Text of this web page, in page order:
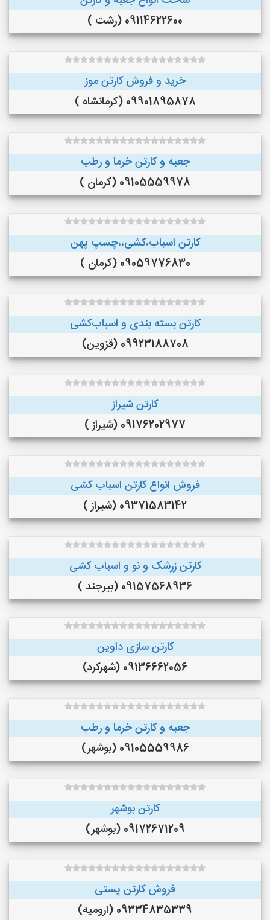
09114622600 (رشت )
خرید و فروش کارتن موز
09901895878 (کرمانشاه )
جعبه و کارتن خرما و رطب
09105559978 (کرمان )
کارتن اسباب،کشی،،چسپ پهن
09059776830 (کرمان )
کارتن بسته بندی و اسباب‌کشی
09923188708 (قزوین)
کارتن شیراز
09176202977 (شیراز )
فروش انواع کارتن اسباب کشی
09371583142 (شیراز )
کارتن زرشک و نو و اسباب کشی
09157568936 (بیرجند )
کارتن سازی داوین
09136662056 (شهرکرد)
جعبه و کارتن خرما و‌ رطب
09105559986 (بوشهر)
کارتن بوشهر
09172671209 (بوشهر)
فروش کارتن پستی
09334835339 (ارومیه)